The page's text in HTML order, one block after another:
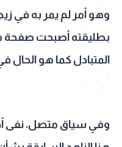
وهو أمر لم يمر به في
بطليقته أصبحت صفحة
المتبادل كما هو الحال
وفي سياق متصل، نفى